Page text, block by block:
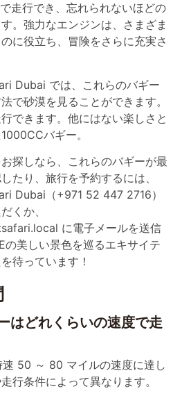
走行でき、忘れられないほどの
。強力なエンジンは、さまざま
に役立ち、冒険をさらに充実さ
Dubai では、これらのバギー
で砂漠を見ることができます。
できます。他にはない楽しさと
バギー。
探しなら、これらのバギーが最
たり、旅行を予約するには、
Dubai（+971 52 447 2716）
くか、
に電子メールを送信
の美しい景色を巡るエキサイテ
待っています！
はどれくらいの速度で走
50 ～ 80 マイルの速度に達し
行条件によって異なります。